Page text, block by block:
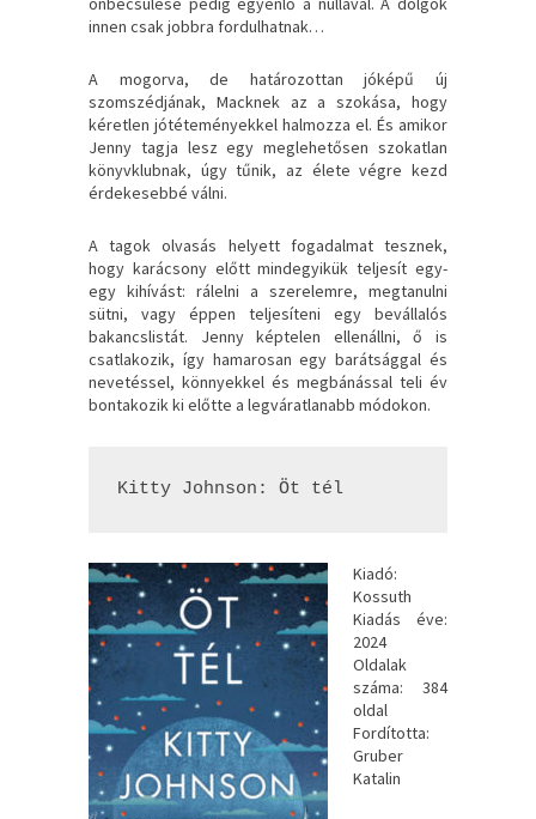
innen csak jobbra fordulhatnak…
A mogorva, de határozottan jóképű új
szomszédjának, Macknek az a szokása, hogy
kéretlen jótéteményekkel halmozza el. És amikor
Jenny tagja lesz egy meglehetősen szokatlan
könyvklubnak, úgy tűnik, az élete végre kezd
érdekesebbé válni.
A tagok olvasás helyett fogadalmat tesznek,
hogy karácsony előtt mindegyikük teljesít egy-
egy kihívást: rálelni a szerelemre, megtanulni
sütni, vagy éppen teljesíteni egy bevállalós
bakancslistát. Jenny képtelen ellenállni, ő is
csatlakozik, így hamarosan egy barátsággal és
nevetéssel, könnyekkel és megbánással teli év
bontakozik ki előtte a legváratlanabb módokon.
Kitty Johnson: Öt ​tél
Kiadó:
Kossuth
Kiadás éve:
2024
Oldalak
száma: 384
oldal
Fordította:
Gruber
Katalin